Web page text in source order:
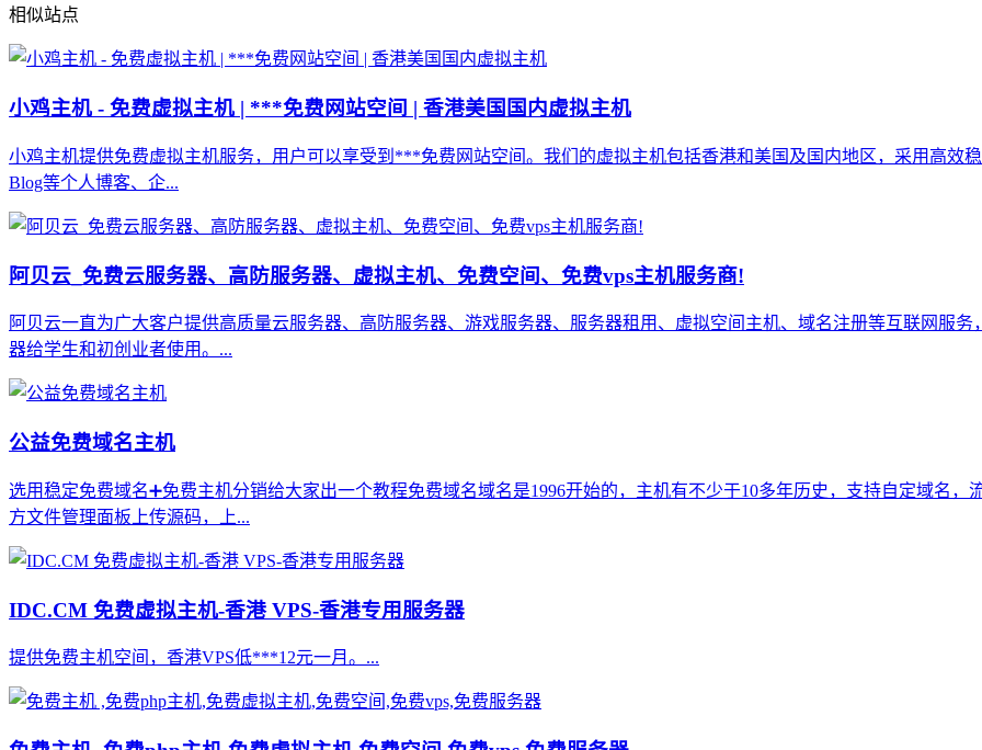
相似站点
小鸡主机 - 免费虚拟主机 | ***免费网站空间 | 香港美国国内虚拟主机
小鸡主机提供免费虚拟主机服务，用户可以享受到***免费网站空间。我们的虚拟主机包括香港和美国及国内地区，采用高效
Blog等个人博客、企...
阿贝云_免费云服务器、高防服务器、虚拟主机、免费空间、免费vps主机服务商!
阿贝云一直为广大客户提供高质量云服务器、高防服务器、游戏服务器、服务器租用、虚拟空间主机、域名注册等互联网服
器给学生和初创业者使用。...
公益免费域名主机
选用稳定免费域名➕免费主机分销给大家出一个教程免费域名域名是1996开始的，主机有不少于10多年历史，支持自定域名
方文件管理面板上传源码，上...
IDC.CM 免费虚拟主机-香港 VPS-香港专用服务器
提供免费主机空间，香港VPS低***12元一月。...